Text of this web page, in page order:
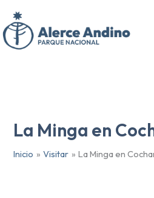
contenido
La Minga en
Inicio Visitar La Minga en